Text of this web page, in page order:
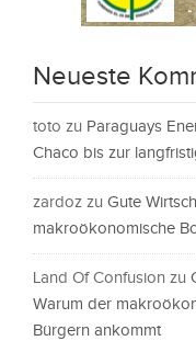
Neueste
toto zu Paraguays
Chaco bis zur
zardoz zu Gute
makroökonomische
Land Of Confusion zu
Warum der
Bürgern ankommt